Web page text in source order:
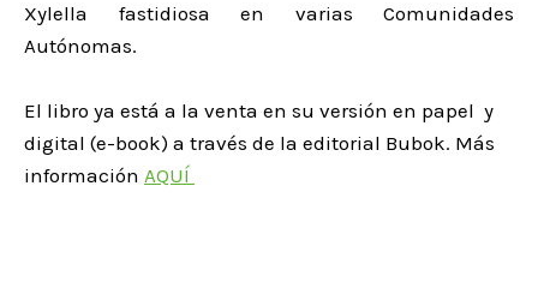
Xylella fastidiosa en varias Comunidades
Autónomas.
El libro ya está a la venta en su versión en papel y
digital (e-book) a través de la editorial Bubok. Más
información AQUÍ